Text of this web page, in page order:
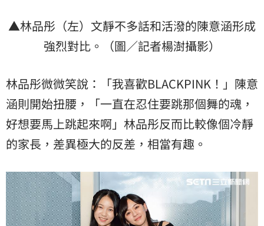
▲林品彤（左）文靜不多話和活潑的陳意涵形成
強烈對比。（圖／記者楊澍攝影）
林品彤微微笑說：「我喜歡BLACKPINK！」陳意
涵則開始扭腰，「一直在忍住要跳那個舞的魂，
好想要馬上跳起來啊」林品彤反而比較像個冷靜
的家長，差異極大的反差，相當有趣。